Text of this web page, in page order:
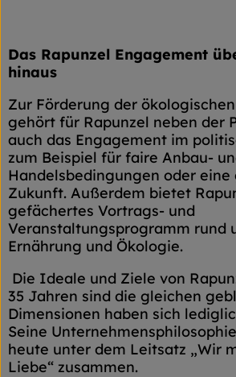
Das Rapunzel Engagement
hinaus
Zur Förderung der
gehört für Rapunzel neben der
auch das Engagement im
zum Beispiel für faire Anbau-
Handelsbedingungen oder
Zukunft. Außerdem bietet
gefächertes Vortrags- und
Veranstaltungsprogramm rund
Ernährung und Ökologie.
Die Ideale und Ziele von
35 Jahren sind die gleichen
Dimensionen haben sich
Seine
heute unter dem Leitsatz „Wir
Liebe“ zusammen.